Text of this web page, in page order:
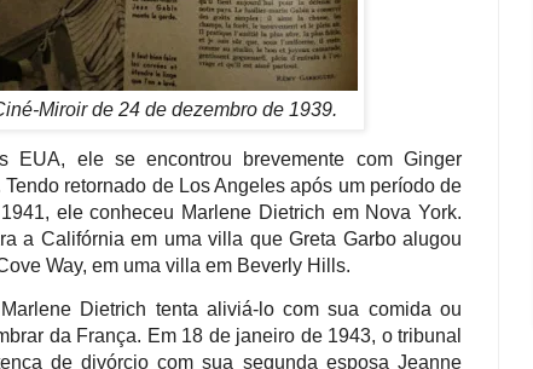
Miroir de 24 de dezembro de 1939.
EUA, ele se encontrou brevemente com Ginger
retornado de Los Angeles após um período de
ele conheceu Marlene Dietrich em Nova York.
a Califórnia em uma villa que Greta Garbo alugou
Way, em uma villa em Beverly Hills.
Dietrich tenta aliviá-lo com sua comida ou
da França. Em 18 de janeiro de 1943, o tribunal
de divórcio com sua segunda esposa Jeanne